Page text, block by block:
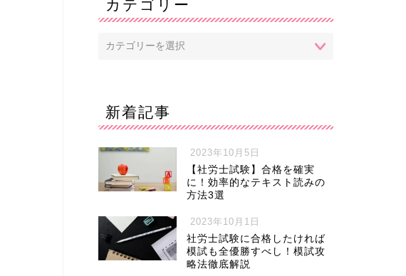
カテゴリー
新着記事
2023年10月5日
【社労士試験】合格を確実
に！効率的なテキスト読みの
方法3選
2023年10月1日
社労士試験に合格したければ
模試も全優勝すべし！模試攻
略法徹底解説